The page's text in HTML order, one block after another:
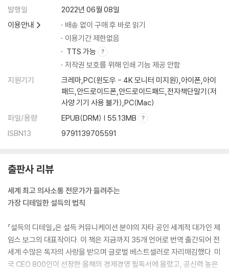
발행일
2022년 06월 08일
이용안내
배송 없이 구매 후 바로 읽기
이용기간 제한없음
TTS 가능
저작권 보호를 위해 인쇄 기능 제공 안함
지원기기
크레마,PC(윈도우 - 4K 모니터 미지원),아이폰,아이
패드,안드로이드폰,안드로이드패드,전자책단말기(저
사양 기기 사용 불가),PC(Mac)
파일/용량
EPUB(DRM) | 55.13MB
ISBN13
9791139705591
출판사 리뷰
세계 최고 의사소통 전문가가 들려주는
가장 디테일한 설득의 법칙
『설득의 디테일』은 설득 커뮤니케이션 분야의 자타 공인 세계적 대가인 제
임스 보그의 대표작이다. 이 책은 지금까지 35개 언어로 번역 출간되어 전
세계 수많은 독자의 사랑을 받으며 글로벌 베스트셀러로 자리매김했다. 미
국 CEO 800인이 선정한 올해의 경제경영 필독서에 올랐고, 공신력 높은